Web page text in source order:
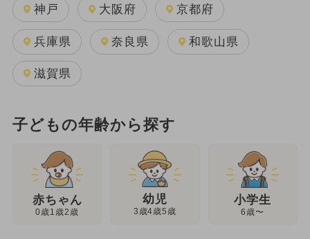
神戸 大阪府 京都府
兵庫県 奈良県 和歌山県
滋賀県
子どもの年齢から探す
赤ちゃん
0歳1歳2歳
幼児
3歳4歳5歳
小学生
6歳〜